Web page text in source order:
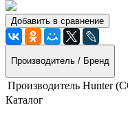
Добавить в сравнение
Производитель / Бренд
Производитель Hunter
Каталог